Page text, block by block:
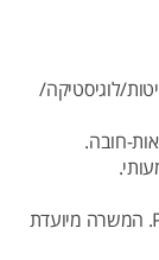
לוגיסטיקה/
חובה.
יכולת עבודה עם מערכות טכנולוגיות, Excel ו-PPT. המשרה מיועדת